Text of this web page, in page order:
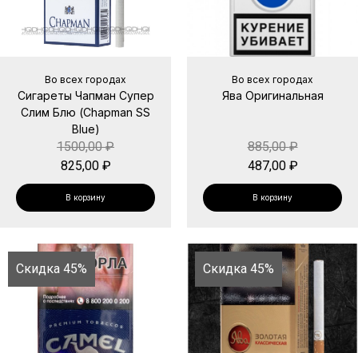
Во всех городах
Сигареты Чапман Супер
Слим Блю (Chapman SS
Blue)
1500,00₽
825,00 ₽
В корзину
Во всех городах
Ява Оригинальная
885,00₽
487,00 ₽
В корзину
Скидка 45% Скидка 45%